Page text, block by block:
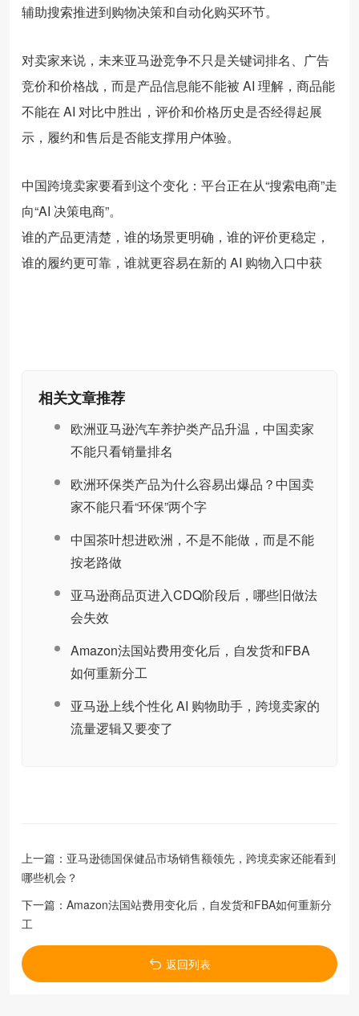
辅助搜索推进到购物决策和自动化购买环节。
对卖家来说，未来亚马逊竞争不只是关键词排名、广告
竞价和价格战，而是产品信息能不能被 AI 理解，商品能
不能在 AI 对比中胜出，评价和价格历史是否经得起展
示，履约和售后是否能支撑用户体验。
中国跨境卖家要看到这个变化：平台正在从“搜索电商”走
向“AI 决策电商”。
谁的产品更清楚，谁的场景更明确，谁的评价更稳定，
谁的履约更可靠，谁就更容易在新的 AI 购物入口中获
相关文章推荐
欧洲亚马逊汽车养护类产品升温，中国卖家
不能只看销量排名
欧洲环保类产品为什么容易出爆品？中国卖
家不能只看“环保”两个字
中国茶叶想进欧洲，不是不能做，而是不能
按老路做
亚马逊商品页进入CDQ阶段后，哪些旧做法
会失效
Amazon法国站费用变化后，自发货和FBA
如何重新分工
亚马逊上线个性化 AI 购物助手，跨境卖家的
流量逻辑又要变了
上一篇： 亚马逊德国保健品市场销售额领先，跨境卖家还能看到
哪些机会？
下一篇： Amazon法国站费用变化后，自发货和FBA如何重新分
工
返回列表